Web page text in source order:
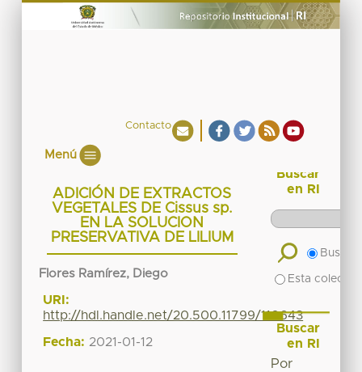
Contacto
Menú
ADICIÓN DE EXTRACTOS
VEGETALES DE Cissus sp.
EN LA SOLUCION
PRESERVATIVA DE LILIUM
Flores Ramírez, Diego
URI:
http://hdl.handle.net/20.500.11799/110643
Fecha: 2021-01-12
Buscar
en RI
Buscar
Esta
Buscar
en RI
Por